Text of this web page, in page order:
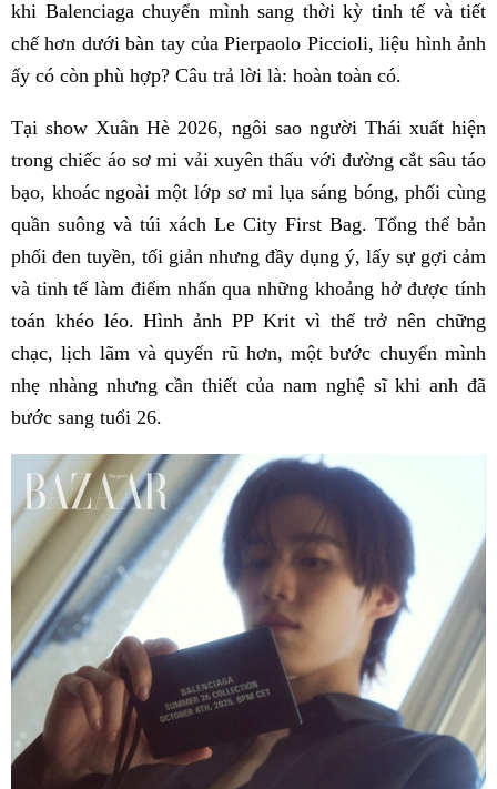
khi Balenciaga chuyển mình sang thời kỳ tinh tế và tiết
chế hơn dưới bàn tay của Pierpaolo Piccioli, liệu hình ảnh
ấy có còn phù hợp? Câu trả lời là: hoàn toàn có.
Tại show Xuân Hè 2026, ngôi sao người Thái xuất hiện
trong chiếc áo sơ mi vải xuyên thấu với đường cắt sâu táo
bạo, khoác ngoài một lớp sơ mi lụa sáng bóng, phối cùng
quần suông và túi xách Le City First Bag. Tổng thể bản
phối đen tuyền, tối giản nhưng đầy dụng ý, lấy sự gợi cảm
và tinh tế làm điểm nhấn qua những khoảng hở được tính
toán khéo léo. Hình ảnh PP Krit vì thế trở nên chững
chạc, lịch lãm và quyến rũ hơn, một bước chuyển mình
nhẹ nhàng nhưng cần thiết của nam nghệ sĩ khi anh đã
bước sang tuổi 26.